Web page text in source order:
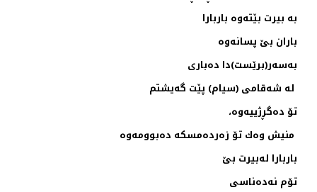
به‌ بیرت بێته‌وه‌ باربارا
باران بێ پسانه‌وه‌
به‌سه‌ر(برێست)دا ده‌باری
‌ له‌ شه‌قامی (سیام) پێت گه‌یشتم
تۆ ده‌گڕژییه‌وه‌،
منیش وه‌ك تۆ زه‌رده‌مسكه‌ ده‌بوومه‌وه‌
باربارا له‌بیرت بێ
تۆم نه‌ده‌ناسی